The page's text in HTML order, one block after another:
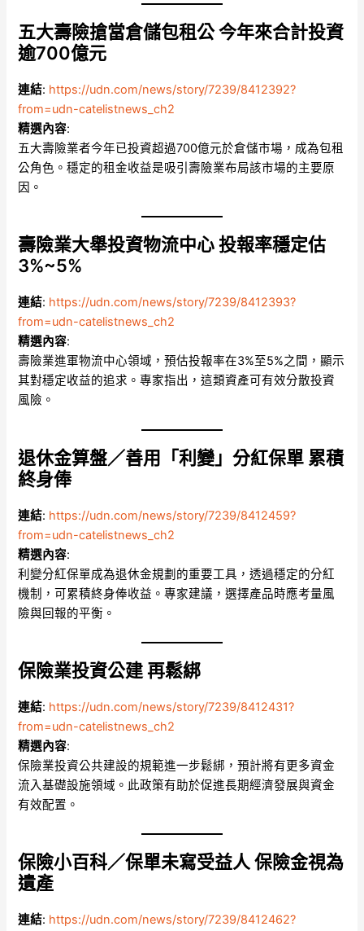
五大壽險搶當倉儲包租公 今年來合計投資
逾700億元
連結: https://udn.com/news/story/7239/8412392?
from=udn-catelistnews_ch2
精選內容:
五大壽險業者今年已投資超過700億元於倉儲市場，成為包租
公角色。穩定的租金收益是吸引壽險業布局該市場的主要原
因。
壽險業大舉投資物流中心 投報率穩定估
3%~5%
連結: https://udn.com/news/story/7239/8412393?
from=udn-catelistnews_ch2
精選內容:
壽險業進軍物流中心領域，預估投報率在3%至5%之間，顯示
其對穩定收益的追求。專家指出，這類資產可有效分散投資
風險。
退休金算盤／善用「利變」分紅保單 累積
終身俸
連結: https://udn.com/news/story/7239/8412459?
from=udn-catelistnews_ch2
精選內容:
利變分紅保單成為退休金規劃的重要工具，透過穩定的分紅
機制，可累積終身俸收益。專家建議，選擇產品時應考量風
險與回報的平衡。
保險業投資公建 再鬆綁
連結: https://udn.com/news/story/7239/8412431?
from=udn-catelistnews_ch2
精選內容:
保險業投資公共建設的規範進一步鬆綁，預計將有更多資金
流入基礎設施領域。此政策有助於促進長期經濟發展與資金
有效配置。
保險小百科／保單未寫受益人 保險金視為
遺產
連結: https://udn.com/news/story/7239/8412462?